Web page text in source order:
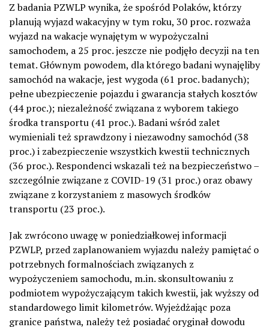
Z badania PZWLP wynika, że spośród Polaków, którzy
planują wyjazd wakacyjny w tym roku, 30 proc. rozważa
wyjazd na wakacje wynajętym w wypożyczalni
samochodem, a 25 proc. jeszcze nie podjęło decyzji na ten
temat. Głównym powodem, dla którego badani wynajęliby
samochód na wakacje, jest wygoda (61 proc. badanych);
pełne ubezpieczenie pojazdu i gwarancja stałych kosztów
(44 proc.); niezależność związana z wyborem takiego
środka transportu (41 proc.). Badani wśród zalet
wymieniali też sprawdzony i niezawodny samochód (38
proc.) i zabezpieczenie wszystkich kwestii technicznych
(36 proc.). Respondenci wskazali też na bezpieczeństwo –
szczególnie związane z COVID-19 (31 proc.) oraz obawy
związane z korzystaniem z masowych środków
transportu (23 proc.).
Jak zwrócono uwagę w poniedziałkowej informacji
PZWLP, przed zaplanowaniem wyjazdu należy pamiętać o
potrzebnych formalnościach związanych z
wypożyczeniem samochodu, m.in. skonsultowaniu z
podmiotem wypożyczającym takich kwestii, jak wyższy od
standardowego limit kilometrów. Wyjeżdżając poza
granice państwa, należy też posiadać oryginał dowodu